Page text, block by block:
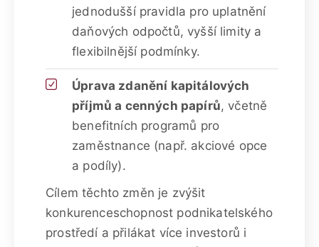
jednodušší pravidla pro uplatnění
daňových odpočtů, vyšší limity a
flexibilnější podmínky.
Úprava zdanění kapitálových
příjmů a cenných papírů, včetně
benefitních programů pro
zaměstnance (např. akciové opce
a podíly).
Cílem těchto změn je zvýšit
konkurenceschopnost podnikatelského
prostředí a přilákat více investorů i